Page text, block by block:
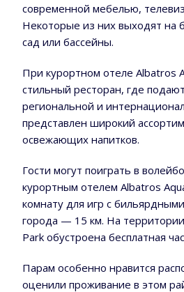
современной мебелью,
Некоторые из них выходят на
сад или бассейны.
При курортном отеле Albatros
стильный ресторан, где
региональной и
представлен широкий
освежающих напитков.
Гости могут поиграть в
курортным отелем Albatros
комнату для игр с
города — 15 км. На
Park обустроена бесплатная
Парам особенно нравится
оценили проживание в этом